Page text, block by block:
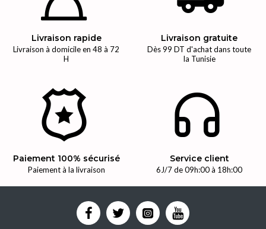
Livraison rapide
Livraison à domicile en 48 à 72
H
Livraison gratuite
Dès 99 DT d'achat dans toute
la Tunisie
Paiement 100% sécurisé
Paiement à la livraison
Service client
6J/7 de 09h:00 à 18h:00